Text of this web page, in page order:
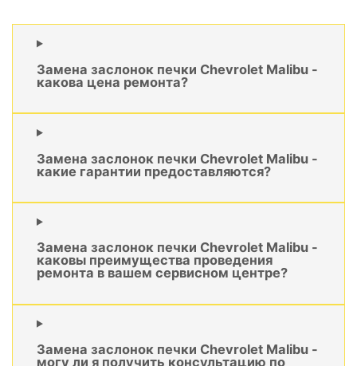
Замена заслонок печки Chevrolet Malibu -
какова цена ремонта?
Замена заслонок печки Chevrolet Malibu -
какие гарантии предоставляются?
Замена заслонок печки Chevrolet Malibu -
каковы преимущества проведения
ремонта в вашем сервисном центре?
Замена заслонок печки Chevrolet Malibu -
могу ли я получить консультацию по